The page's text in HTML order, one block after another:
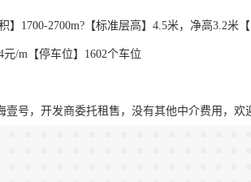
】1700-2700m?【标准层高】4.5米，净高3.2米
/m【停车位】1602个车位
号，开发商委托租售，没有其他中介费用，欢